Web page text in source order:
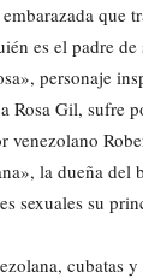
que
es el padre
personaje
Rosa Gil, sufre
venezolano
la dueña del
sexuales su
cubatas